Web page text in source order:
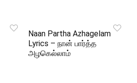
Naan Partha Azhagelam
Lyrics – நான் பார்த்த
அழகெல்லாம்